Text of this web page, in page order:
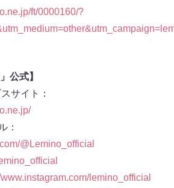
ft/0000160/?
公式】
サイト：
：
@Lemino_official
www.instagram.com/lemino_official